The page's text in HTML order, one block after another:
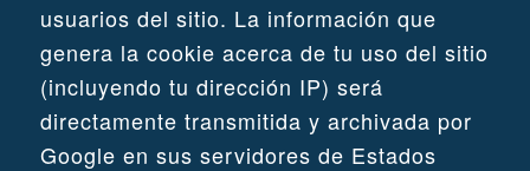
usuarios del sitio. La información que
genera la cookie acerca de tu uso del sitio
(incluyendo tu dirección IP) será
directamente transmitida y archivada por
Google en sus servidores de Estados